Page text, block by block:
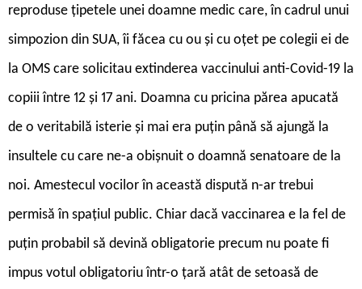
reproduse țipetele unei doamne medic care, în cadrul unui
simpozion din SUA, îi făcea cu ou și cu oțet pe colegii ei de
la OMS care solicitau extinderea vaccinului anti-Covid-19 la
copiii între 12 și 17 ani. Doamna cu pricina părea apucată
de o veritabilă isterie și mai era puțin până să ajungă la
insultele cu care ne-a obișnuit o doamnă senatoare de la
noi. Amestecul vocilor în această dispută n-ar trebui
permisă în spațiul public. Chiar dacă vaccinarea e la fel de
puțin probabil să devină obligatorie precum nu poate fi
impus votul obligatoriu într-o țară atât de setoasă de